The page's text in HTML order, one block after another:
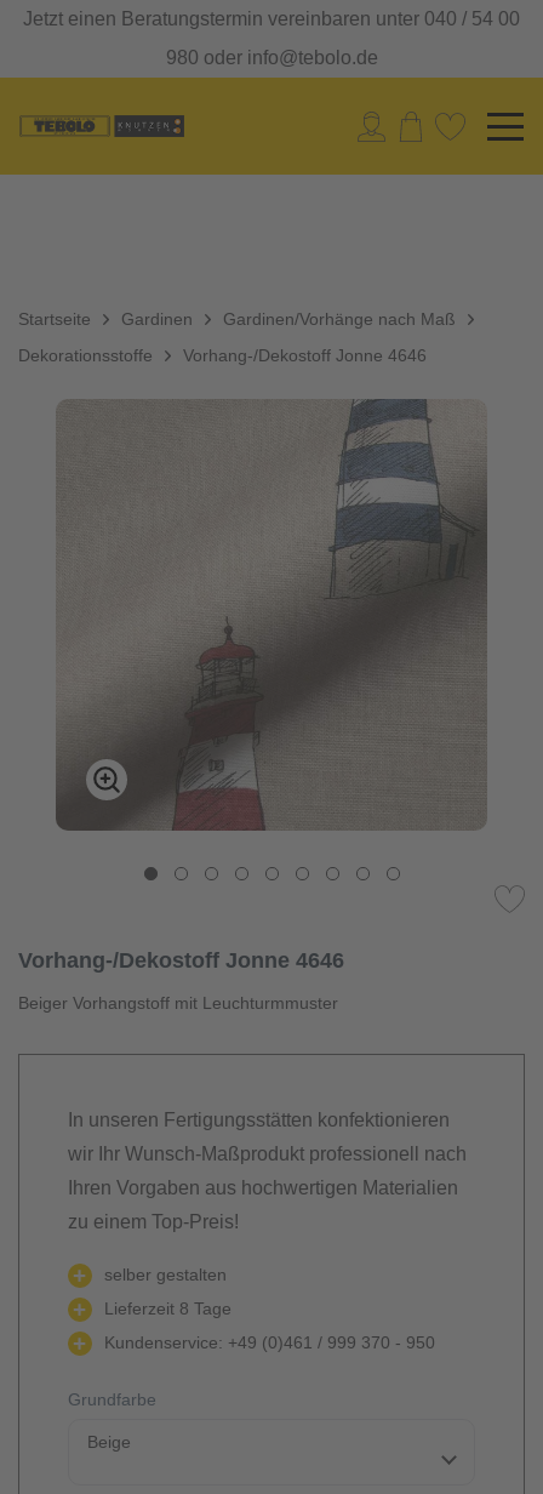
Jetzt einen Beratungstermin vereinbaren unter 040 / 54 00
980 oder info@tebolo.de
Startseite Gardinen
Gardinen/Vorhänge nach Maß
Dekorationsstoffe
Vorhang-/Dekostoff Jonne 4646
Vorhang-/Dekostoff Jonne 4646
Beiger Vorhangstoff mit Leuchturmmuster
In unseren Fertigungsstätten konfektionieren
wir Ihr Wunsch-Maßprodukt professionell nach
Ihren Vorgaben aus hochwertigen Materialien
zu einem Top-Preis!
selber gestalten
Lieferzeit 8 Tage
Kundenservice: +49 (0)461 / 999 370 - 950
Grundfarbe
Beige